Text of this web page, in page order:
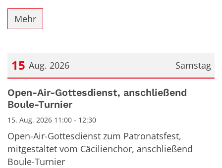
Mehr
Samstag
15 Aug. 2026
Datum: 15. August 2026
Open-Air-Gottesdienst, anschließend
Boule-Turnier
15. Aug. 2026 11:00 - 12:30
Open-Air-Gottesdienst zum Patronatsfest,
mitgestaltet vom Cäcilienchor, anschließend
Boule-Turnier